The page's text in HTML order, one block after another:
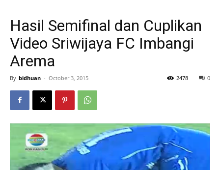
Hasil Semifinal dan Cuplikan
Video Sriwijaya FC Imbangi
Arema
By bidhuan - October 3, 2015 0
2478